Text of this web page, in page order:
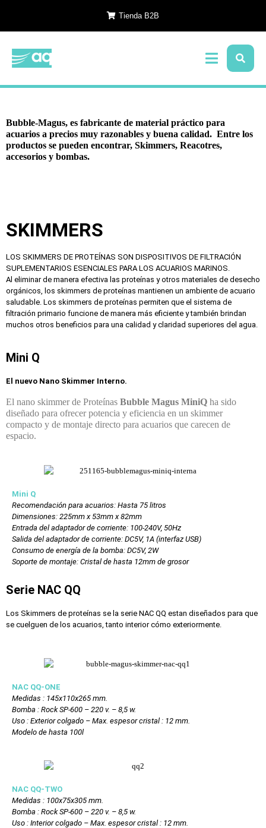
Tienda B2B
Bubble-Magus, es fabricante de material práctico para
acuarios a precios muy razonables y buena calidad. Entre los
productos se pueden encontrar, Skimmers, Reacotres,
accesorios y bombas.
SKIMMERS
LOS SKIMMERS DE PROTEÍNAS SON DISPOSITIVOS DE FILTRACIÓN
SUPLEMENTARIOS ESENCIALES PARA LOS ACUARIOS MARINOS.
Al eliminar de manera efectiva las proteínas y otros materiales de desecho
orgánicos, los skimmers de proteínas mantienen un ambiente de acuario
saludable. Los skimmers de proteínas permiten que el sistema de
filtración primario funcione de manera más eficiente y también brindan
muchos otros beneficios para una calidad y claridad superiores del agua.
Mini Q
El nuevo Nano Skimmer Interno.
El nano skimmer de Proteínas Bubble Magus MiniQ ha sido
diseñado para ofrecer potencia y eficiencia en un skimmer
compacto y de montaje directo para acuarios que carecen de
espacio.
Mini Q
Recomendación para acuarios: Hasta 75 litros
Dimensiones: 225mm x 53mm x 82mm
Entrada del adaptador de corriente: 100-240V, 50Hz
Salida del adaptador de corriente: DC5V, 1A (interfaz USB)
Consumo de energía de la bomba: DC5V, 2W
Soporte de montaje: Cristal de hasta 12mm de grosor
Serie NAC QQ
Los Skimmers de proteínas se la serie NAC QQ estan diseñados para que
se cuelguen de los acuarios, tanto interior cómo exteriormente.
NAC QQ-ONE
Medidas : 145x110x265 mm.
Bomba : Rock SP-600 – 220 v. – 8,5 w.
Uso : Exterior colgado – Max. espesor cristal : 12 mm.
Modelo de hasta 100l
NAC QQ-TWO
Medidas : 100x75x305 mm.
Bomba : Rock SP-600 – 220 v. – 8,5 w.
Uso : Interior colgado – Max. espesor cristal : 12 mm.